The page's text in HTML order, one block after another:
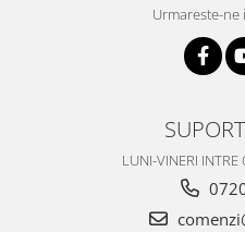
Touchscreen Samsung
Urmareste-ne
LUNI-VINERI